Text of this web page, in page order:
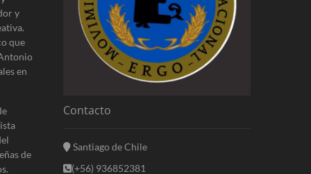
y
que
en
de
Contacto
Santiago de Chile
(+56) 936852381